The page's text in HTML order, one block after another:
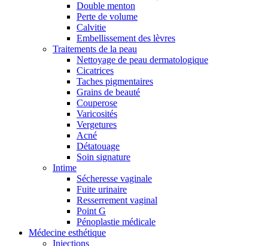
Double menton
Perte de volume
Calvitie
Embellissement des lèvres
Traitements de la peau
Nettoyage de peau dermatologique
Cicatrices
Taches pigmentaires
Grains de beauté
Couperose
Varicosités
Vergetures
Acné
Détatouage
Soin signature
Intime
Sécheresse vaginale
Fuite urinaire
Resserrement vaginal
Point G
Pénoplastie médicale
Médecine esthétique
Injections